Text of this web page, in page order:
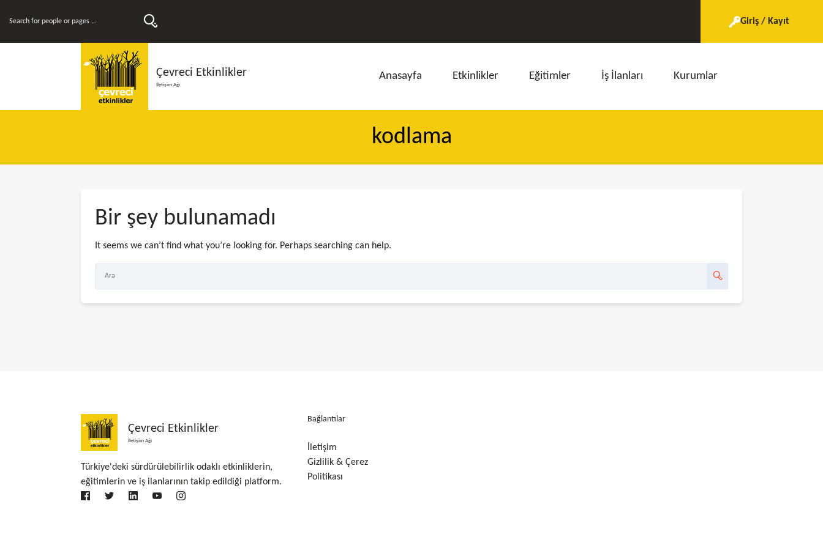
Giriş / Kayıt
Çevreci Etkinlikler
İletişim Ağı
Anasayfa Etkinlikler Eğitimler İş İlanları Kurumlar
kodlama
Bir şey bulunamadı
It seems we can’t find what you’re looking for. Perhaps searching can help.
Çevreci Etkinlikler
İletişim Ağı
Türkiye'deki sürdürülebilirlik odaklı etkinliklerin,
eğitimlerin ve iş ilanlarının takip edildiği platform.
Bağlantılar
İletişim
Gizlilik & Çerez
Politikası